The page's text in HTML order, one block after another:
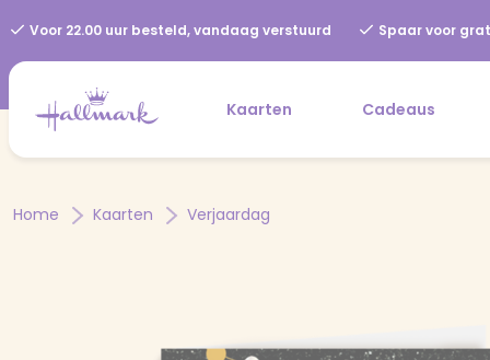
Voor 22.00 uur besteld, vandaag verstuurd Spaar voor
Kaarten Cadeaus
Home Kaarten Verjaardag